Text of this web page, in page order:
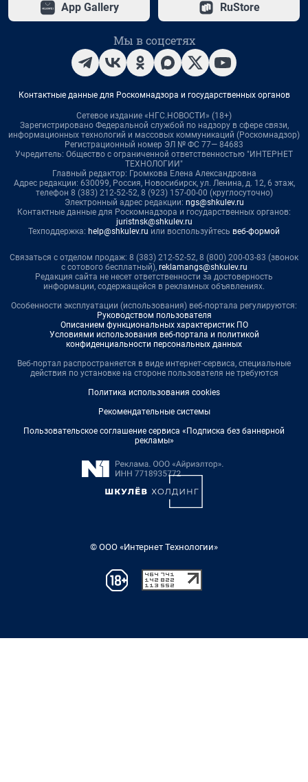
App Gallery RuStore
Мы в соцсетях
Контактные данные для Роскомнадзора и государственных органов
Сетевое издание «НГС.НОВОСТИ» (18+)
Зарегистрировано Федеральной службой по надзору в сфере связи,
информационных технологий и массовых коммуникаций (Роскомнадзор)
Регистрационный номер ЭЛ № ФС 77— 84683
Учредитель: Общество с ограниченной ответственностью "ИНТЕРНЕТ
ТЕХНОЛОГИИ"
Главный редактор: Громкова Елена Александровна
Адрес редакции: 630099, Россия, Новосибирск, ул. Ленина, д. 12, 6 этаж,
телефон 8 (383) 212-52-52, 8 (923) 157-00-00 (круглосуточно)
Электронный адрес редакции: ngs@shkulev.ru
Контактные данные для Роскомнадзора и государственных органов:
juristnsk@shkulev.ru
Техподдержка: help@shkulev.ru или воспользуйтесь веб-формой
Связаться с отделом продаж: 8 (383) 212-52-52, 8 (800) 200-03-83 (звонок
с сотового бесплатный), reklamangs@shkulev.ru
Редакция сайта не несет ответственности за достоверность
информации, содержащейся в рекламных объявлениях.
Особенности эксплуатации (использования) веб-портала регулируются:
Руководством пользователя
Описанием функциональных характеристик ПО
Условиями использования веб-портала и политикой
конфиденциальности персональных данных
Веб-портал распространяется в виде интернет-сервиса, специальные
действия по установке на стороне пользователя не требуются
Политика использования cookies
Рекомендательные системы
Пользовательское соглашение сервиса «Подписка без баннерной
рекламы»
© ООО «Интернет Технологии»